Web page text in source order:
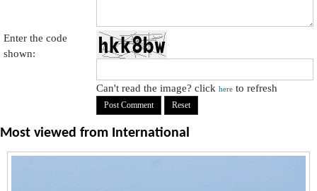
Enter the code
shown:
Can't read the image? clickhere to refresh
Most viewed from International